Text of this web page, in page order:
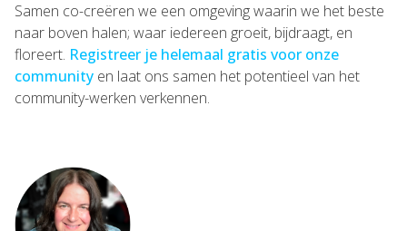
Samen co-creëren we een omgeving waarin we het beste
naar boven halen; waar iedereen groeit, bijdraagt, en
floreert. Registreer je helemaal gratis voor onze
community en laat ons samen het potentieel van het
community-werken verkennen.